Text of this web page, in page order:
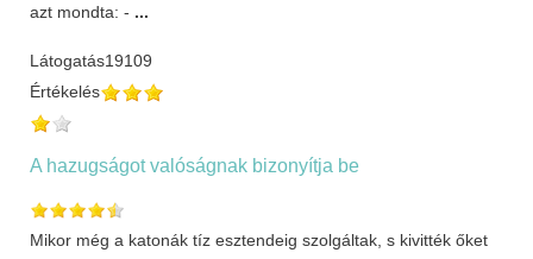
azt mondta: - ...
Látogatás19109
Értékelés
A hazugságot valóságnak bizonyítja be
Mikor még a katonák tíz esztendeig szolgáltak, s kivitték őket